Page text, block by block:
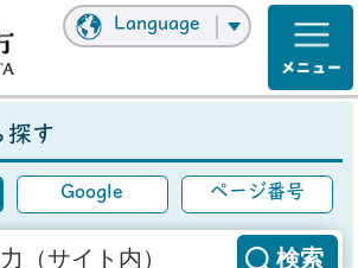
Language
探す
Google ページ番号